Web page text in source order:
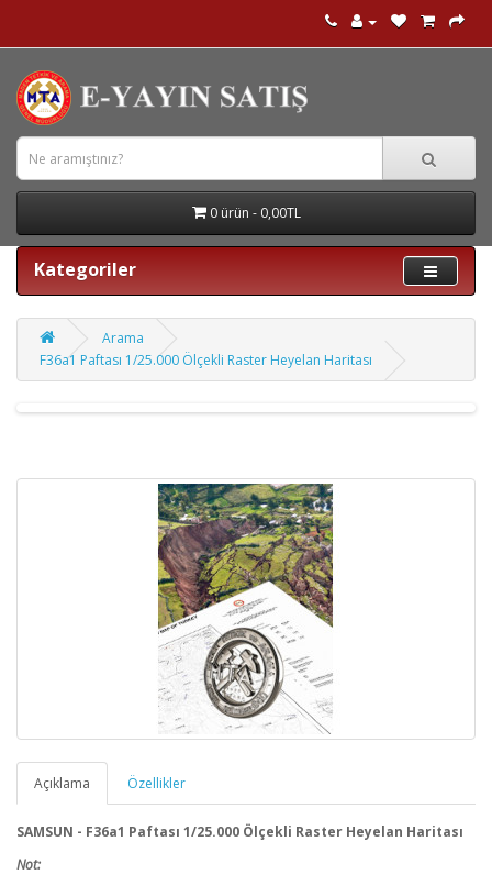
0 ürün - 0,00TL
Kategoriler
Arama
F36a1 Paftası 1/25.000 Ölçekli Raster Heyelan Haritası
Açıklama Özellikler
SAMSUN - F36a1 Paftası 1/25.000 Ölçekli Raster Heyelan Haritası
Not: